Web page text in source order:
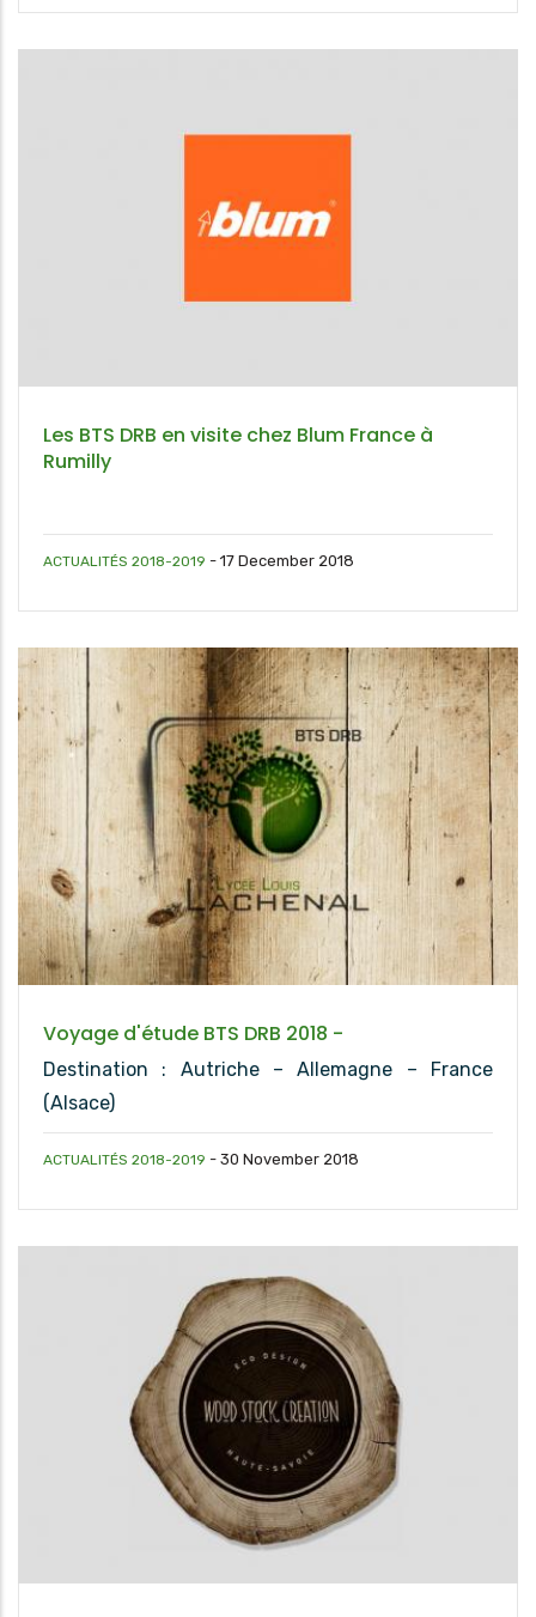
Les BTS DRB en visite chez Blum France à
Rumilly
ACTUALITÉS 2018-2019 - 17 December 2018
Voyage d'étude BTS DRB 2018 -
Destination : Autriche – Allemagne – France
(Alsace)
ACTUALITÉS 2018-2019 - 30 November 2018